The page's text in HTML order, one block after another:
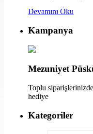
Devamını Oku
Kampanya
Mezuniyet
Toplu
hediye
Kategoriler